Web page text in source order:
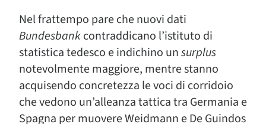
Nel frattempo pare che nuovi dati
Bundesbankcontraddicano l’istituto di
statistica tedesco e indichino unsurplus
notevolmente maggiore, mentre stanno
acquisendo concretezza le voci di corridoio
che vedono un’alleanza tattica tra Germania e
Spagna per muovere Weidmann e De Guindos